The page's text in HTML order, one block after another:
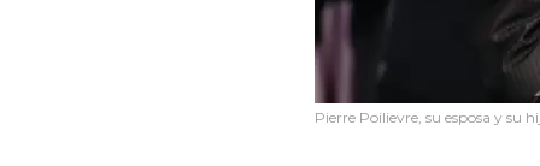
Pierre Poilievre, su esposa y su